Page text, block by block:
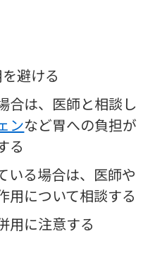
避ける
合は、医師と相談し
ンなど胃への負担が
る
いる場合は、医師や
用について相談する
用に注意する